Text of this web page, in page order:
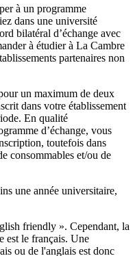
à un programme
dans une université
bilatéral d’échange avec
à étudier à La Cambre
partenaires non
un maximum de deux
dans votre établissement
En qualité
d’échange, vous
toutefois dans
consommables et/ou de
une année universitaire,
friendly ». Cependant, la
est le français. Une
ou de l'anglais est donc